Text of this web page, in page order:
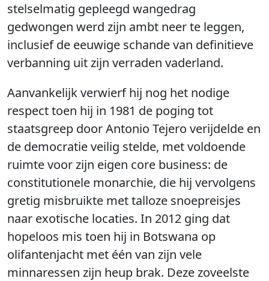
stelselmatig gepleegd wangedrag
gedwongen werd zijn ambt neer te leggen,
inclusief de eeuwige schande van definitieve
verbanning uit zijn verraden vaderland.
Aanvankelijk verwierf hij nog het nodige
respect toen hij in 1981 de poging tot
staatsgreep door Antonio Tejero verijdelde en
de democratie veilig stelde, met voldoende
ruimte voor zijn eigen core business: de
constitutionele monarchie, die hij vervolgens
gretig misbruikte met talloze snoepreisjes
naar exotische locaties. In 2012 ging dat
hopeloos mis toen hij in Botswana op
olifantenjacht met één van zijn vele
minnaressen zijn heup brak. Deze zoveelste